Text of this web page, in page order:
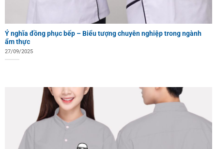
Ý nghĩa đồng phục bếp – Biểu tượng chuyên nghiệp trong ngành
ẩm thực
27/09/2025